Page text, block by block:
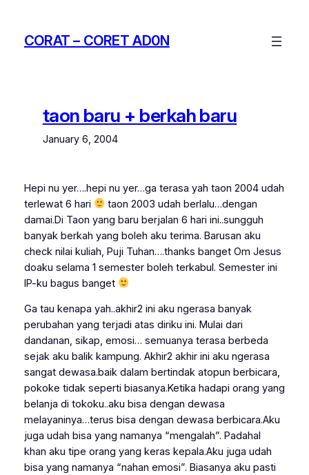
contentCORAT – CORET AD0N
taon baru + berkah baru
January 6, 2004
Hepi nu yer….hepi nu yer…ga terasa yah taon 2004 udah
terlewat 6 hari
taon 2003 udah berlalu…dengan
damai.Di Taon yang baru berjalan 6 hari ini..sungguh
banyak berkah yang boleh aku terima. Barusan aku
check nilai kuliah, Puji Tuhan….thanks banget Om Jesus
doaku selama 1 semester boleh terkabul. Semester ini
IP-ku bagus banget
Ga tau kenapa yah..akhir2 ini aku ngerasa banyak
perubahan yang terjadi atas diriku ini. Mulai dari
dandanan, sikap, emosi… semuanya terasa berbeda
sejak aku balik kampung. Akhir2 akhir ini aku ngerasa
sangat dewasa.baik dalam bertindak atopun berbicara,
pokoke tidak seperti biasanya.Ketika hadapi orang yang
belanja di tokoku..aku bisa dengan dewasa
melayaninya…terus bisa dengan dewasa berbicara.Aku
juga udah bisa yang namanya “mengalah”. Padahal
khan aku tipe orang yang keras kepala.Aku juga udah
bisa yang namanya “nahan emosi”. Biasanya aku pasti